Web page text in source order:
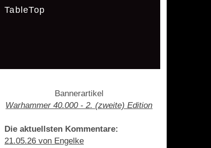
TableTop
Bannerartikel
Warhammer 40.000 - 2. (zweite) Edition
Die aktuellsten Kommentare:
21.05.26 von Engelke